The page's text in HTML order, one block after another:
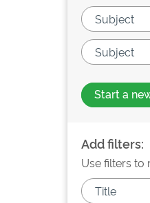
Start a
Add filters:
Use filters to